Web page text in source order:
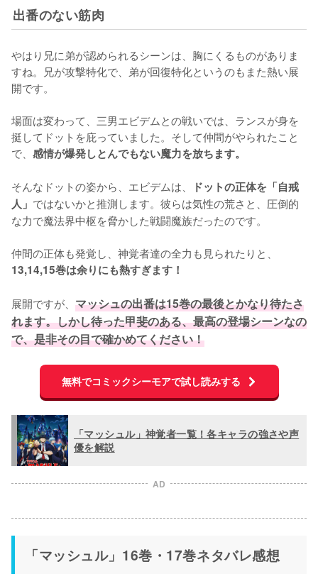
出番のない筋肉
やはり兄に弟が認められるシーンは、胸にくるものがありま
すね。兄が攻撃特化で、弟が回復特化というのもまた熱い展
開です。
場面は変わって、三男エビデムとの戦いでは、ランスが身を
挺してドットを庇っていました。そして仲間がやられたこと
で、 感情が爆発しとんでもない魔力を放ちます。
そんなドットの姿から、エビデムは、
ドットの正体を「自戒
人」 ではないかと推測します。彼らは気性の荒さと、圧倒的
な力で魔法界中枢を脅かした戦闘魔族だったのです。
仲間の正体も発覚し、神覚者達の全力も見られたりと、
13,14,15巻は余りにも熱すぎます！
展開ですが、 マッシュの出番は15巻の最後とかなり待たさ
れます。しかし待った甲斐のある、最高の登場シーンなの
で、是非その目で確かめてください！
無料でコミックシーモアで試し読みする
「マッシュル」神覚者一覧！各キャラの強さや声
優を解説
AD
「マッシュル」16巻・17巻ネタバレ感想